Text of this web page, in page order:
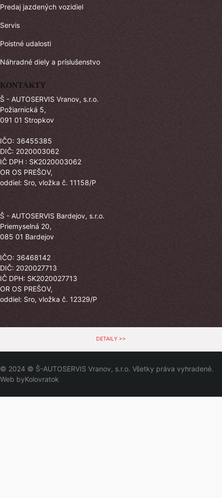
Predaj jazdených vozidiel
Servis
Poistné udalosti
Náhradné diely a príslušenstvo
KONTAKTY
Š - AUTOSERVIS Vranov, s.r.o.
Požiarnická 5,
091 01 Stropkov
IČO: 36455385
DIČ: 2020003062
IČ DPH : SK2020003062
OR OS PREŠOV,
oddiel: Sro, vložka č. 11158/P
Š - AUTOSERVIS Bardejov, s.r.o.
Priemyselná 20,
085 01 Bardejov
IČO: 36468142
DIČ: 2020027713
IČ DPH: SK2020027713
OR OS PREŠOV,
oddiel: Sro, vložka č. 12329/P
DETAILY >>
© 2024 © Š-AUTOSERVIS Vranov, s.r.o. Všetky práva vyhradené.
Web byKolovratok